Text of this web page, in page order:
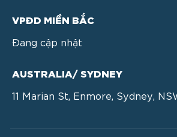
VPĐD MIỀN BẮC
Đang cập nhật
AUSTRALIA/ SYDNEY
11 Marian St, Enmore, Sydney,